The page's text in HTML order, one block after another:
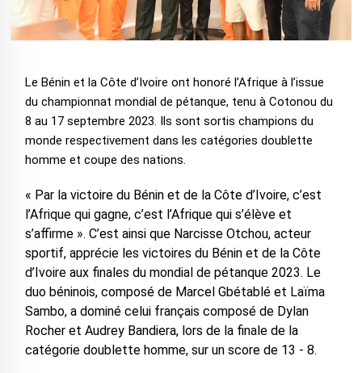
Le Bénin et la Côte d’Ivoire ont honoré l’Afrique à l’issue
du championnat mondial de pétanque, tenu à Cotonou du
8 au 17 septembre 2023. Ils sont sortis champions du
monde respectivement dans les catégories doublette
homme et coupe des nations.
« Par la victoire du Bénin et de la Côte d’Ivoire, c’est
l’Afrique qui gagne, c’est l’Afrique qui s’élève et
s’affirme ». C’est ainsi que Narcisse Otchou, acteur
sportif, apprécie les victoires du Bénin et de la Côte
d’Ivoire aux finales du mondial de pétanque 2023. Le
duo béninois, composé de Marcel Gbétablé et Laïma
Sambo, a dominé celui français composé de Dylan
Rocher et Audrey Bandiera, lors de la finale de la
catégorie doublette homme, sur un score de 13 - 8.